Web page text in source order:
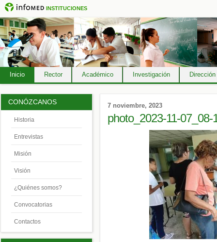
INSTITUCIONES
Inicio Rector Académico Investigación
7 noviembre, 2023
photo_2023-11-07_08-
CONÓZCANOS
Historia
Entrevistas
Misión
Visión
¿Quiénes somos?
Convocatorias
Contactos